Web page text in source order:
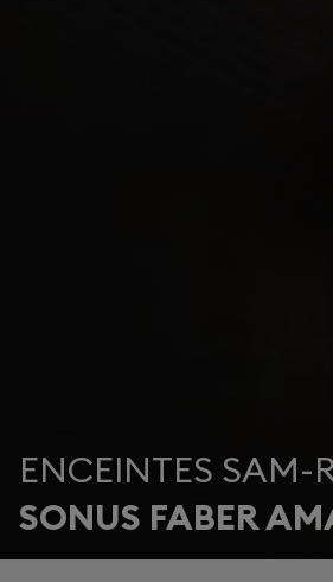
ENCEINTES SAM-
SONUS FABER